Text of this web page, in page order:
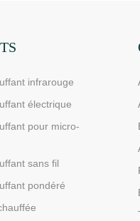
performance 660/850
luminothérapie rouge
domicile
infrarouge
électrique
pour micro-
sans fil
pondéré